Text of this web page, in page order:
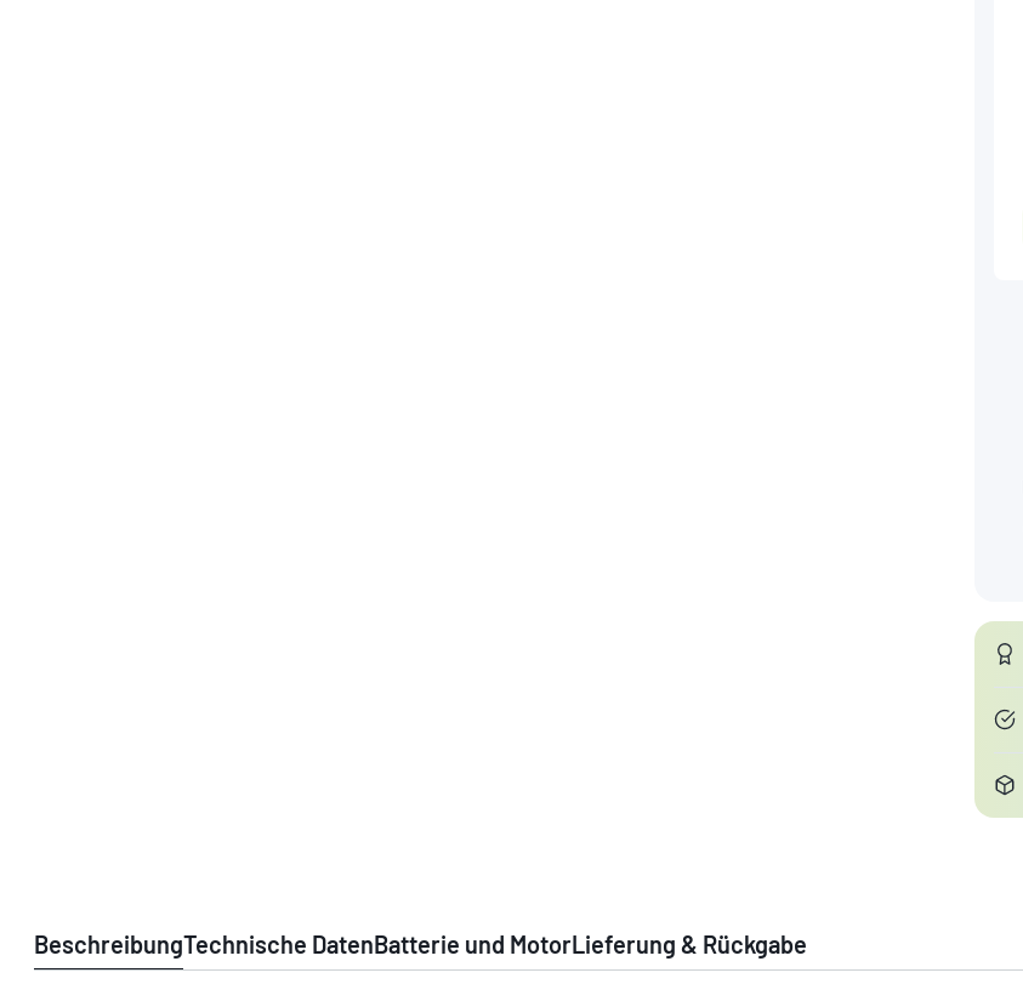
BeschreibungTechnische DatenBatterie und MotorLieferung & Rückgabe